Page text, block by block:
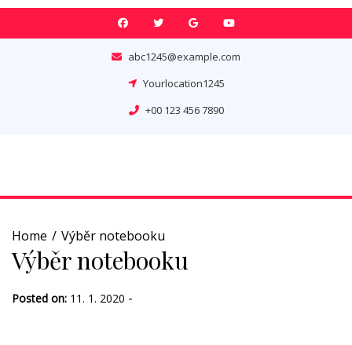
Skip
abc1245@example.com
Yourlocation1245
+00 123 456 7890
Home Výběr notebooku
Výběr notebooku
Posted on: 11. 1. 2020 -